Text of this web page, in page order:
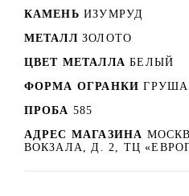
КАМЕНЬ ИЗУМРУД
МЕТАЛЛ ЗОЛОТО
ЦВЕТ МЕТАЛЛА БЕЛЫЙ
ФОРМА ОГРАНКИ ГРУША
ПРОБА 585
АДРЕС МАГАЗИНА
ВОКЗАЛА, Д. 2, ТЦ